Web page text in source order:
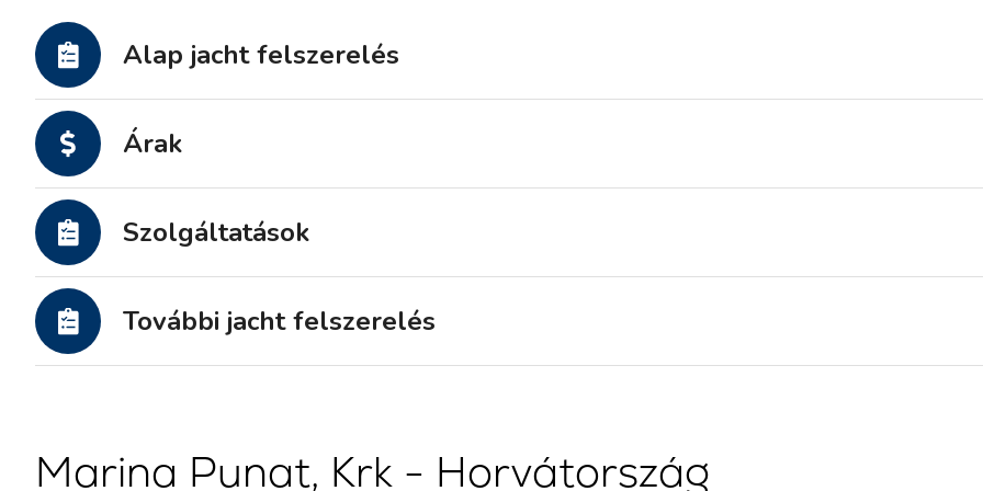
Alap jacht felszerelés
Árak
Szolgáltatások
További jacht felszerelés
Marina Punat, Krk - Horvátország
Kvarner Vitorlázási Régió